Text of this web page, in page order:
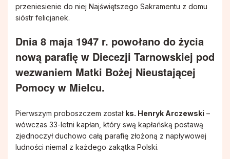
przeniesienie do niej Najświętszego Sakramentu z domu
sióstr felicjanek.
Dnia 8 maja 1947 r. powołano do życia
nową parafię w Diecezji Tarnowskiej pod
wezwaniem Matki Bożej Nieustającej
Pomocy w Mielcu.
Pierwszym proboszczem został ks. Henryk Arczewski –
wówczas 33-letni kapłan, który swą kapłańską postawą
zjednoczył duchowo całą parafię złożoną z napływowej
ludności niemal z każdego zakątka Polski.